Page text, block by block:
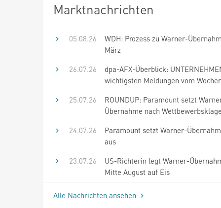
Marktnachrichten
05.08.26
WDH: Prozess zu Warner-
März
26.07.26
dpa-AFX-Überblick:
wichtigsten Meldungen vom
25.07.26
ROUNDUP: Paramount setzt
Übernahme nach
24.07.26
Paramount setzt Warner-
aus
23.07.26
US-Richterin legt Warner-
Mitte August auf Eis
Alle Nachrichten ansehen